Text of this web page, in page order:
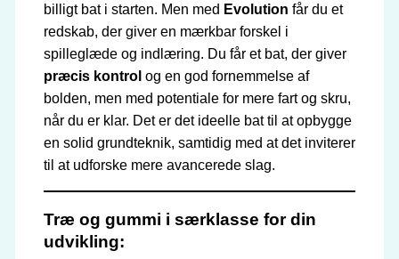
billigt bat i starten. Men med Evolution får du et
redskab, der giver en mærkbar forskel i
spilleglæde og indlæring. Du får et bat, der giver
præcis kontrol og en god fornemmelse af
bolden, men med potentiale for mere fart og skru,
når du er klar. Det er det ideelle bat til at opbygge
en solid grundteknik, samtidig med at det inviterer
til at udforske mere avancerede slag.
Træ og gummi i særklasse for din
udvikling: